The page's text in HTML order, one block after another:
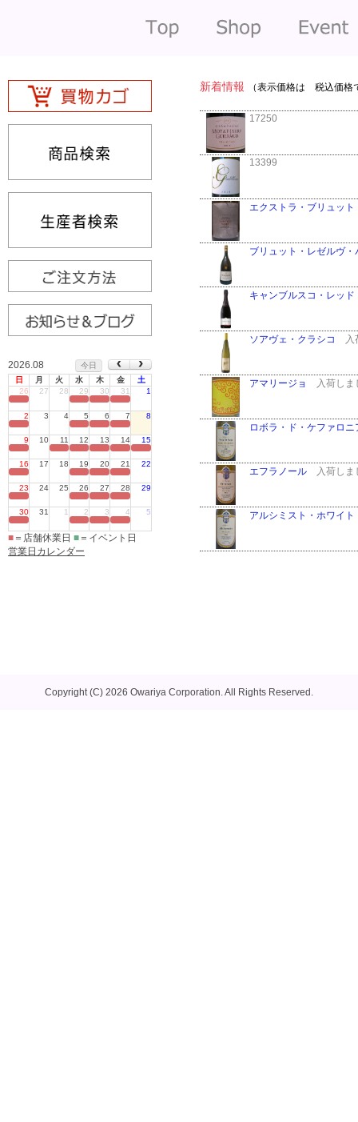
2026.08
今日
日
月 火 水 木 金
土
26
27 28 29 30 31 1
2 3 4 5 6 7 8
9 10 11 12 13 14 15
16 17 18 19 20 21 22
23 24 25 26 27 28 29
30 31 1 2 3 4 5
■ ＝店舗休業日 ■ ＝イベント日
営業日カレンダー
Copyright (C) 2026 Owariya Corporation. All Rights Reserved.